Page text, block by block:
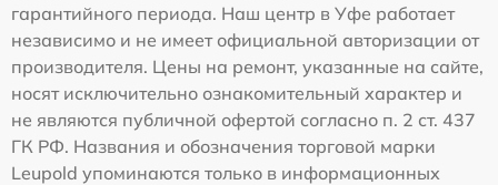
гарантийного периода. Наш центр в Уфе работает
независимо и не имеет официальной авторизации от
производителя. Цены на ремонт, указанные на сайте,
носят исключительно ознакомительный характер и
не являются публичной офертой согласно п. 2 ст. 437
ГК РФ. Названия и обозначения торговой марки
Leupold упоминаются только в информационных